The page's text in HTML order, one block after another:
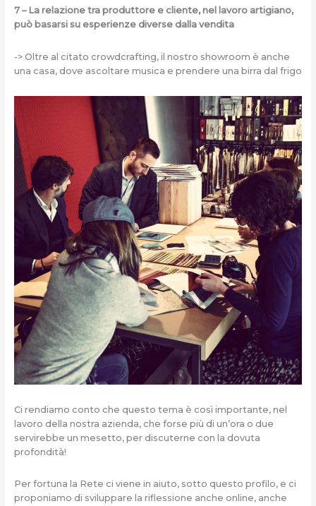
7 – La relazione tra produttore e cliente, nel lavoro artigiano,
può basarsi su esperienze diverse dalla vendita
-> Oltre al citato crowdcrafting, il nostro showroom è anche
una casa, dove ascoltare musica e prendere una birra dal frigo
Ci rendiamo conto che questo tema è così importante, nel
lavoro della nostra azienda, che forse più di un’ora o due
servirebbe un mesetto, per discuterne con la dovuta
profondità!
Per fortuna la Rete ci viene in aiuto, sotto questo profilo, e ci
proponiamo di sviluppare la riflessione anche online, anche